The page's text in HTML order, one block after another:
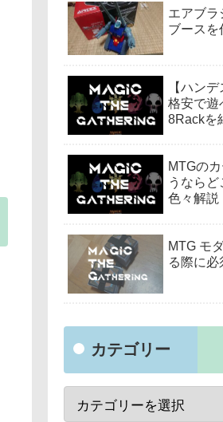
エアブラ
ブースを
【ハン
格安で遊
8Rackを
MTGの
うならど
色々解説
MTG モ
る際に必
カテゴリー